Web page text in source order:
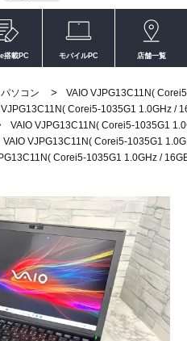
搭載PC モバイルPC 店舗一覧
ソコン >
VAIO VJPG13C11N(
VJPG13C11N( Corei5-1035G1 1.0GHz /
VAIO VJPG13C11N( Corei5-1035G1
VAIO VJPG13C11N( Corei5-1035G1
Corei5-1035G1 1.0GHz /